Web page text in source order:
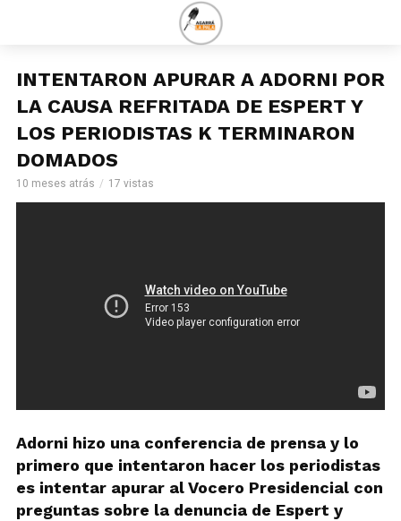
INTENTARON APURAR A ADORNI POR
LA CAUSA REFRITADA DE ESPERT Y
LOS PERIODISTAS K TERMINARON
DOMADOS
10 meses atrás 17 vistas
Adorni hizo una conferencia de prensa y lo
primero que intentaron hacer los periodistas
es intentar apurar al Vocero Presidencial con
preguntas sobre la denuncia de Espert y